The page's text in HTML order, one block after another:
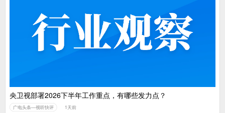
央卫视部署2026下半年工作重点，有哪些发力点？
广电头条—视听快评 1天前